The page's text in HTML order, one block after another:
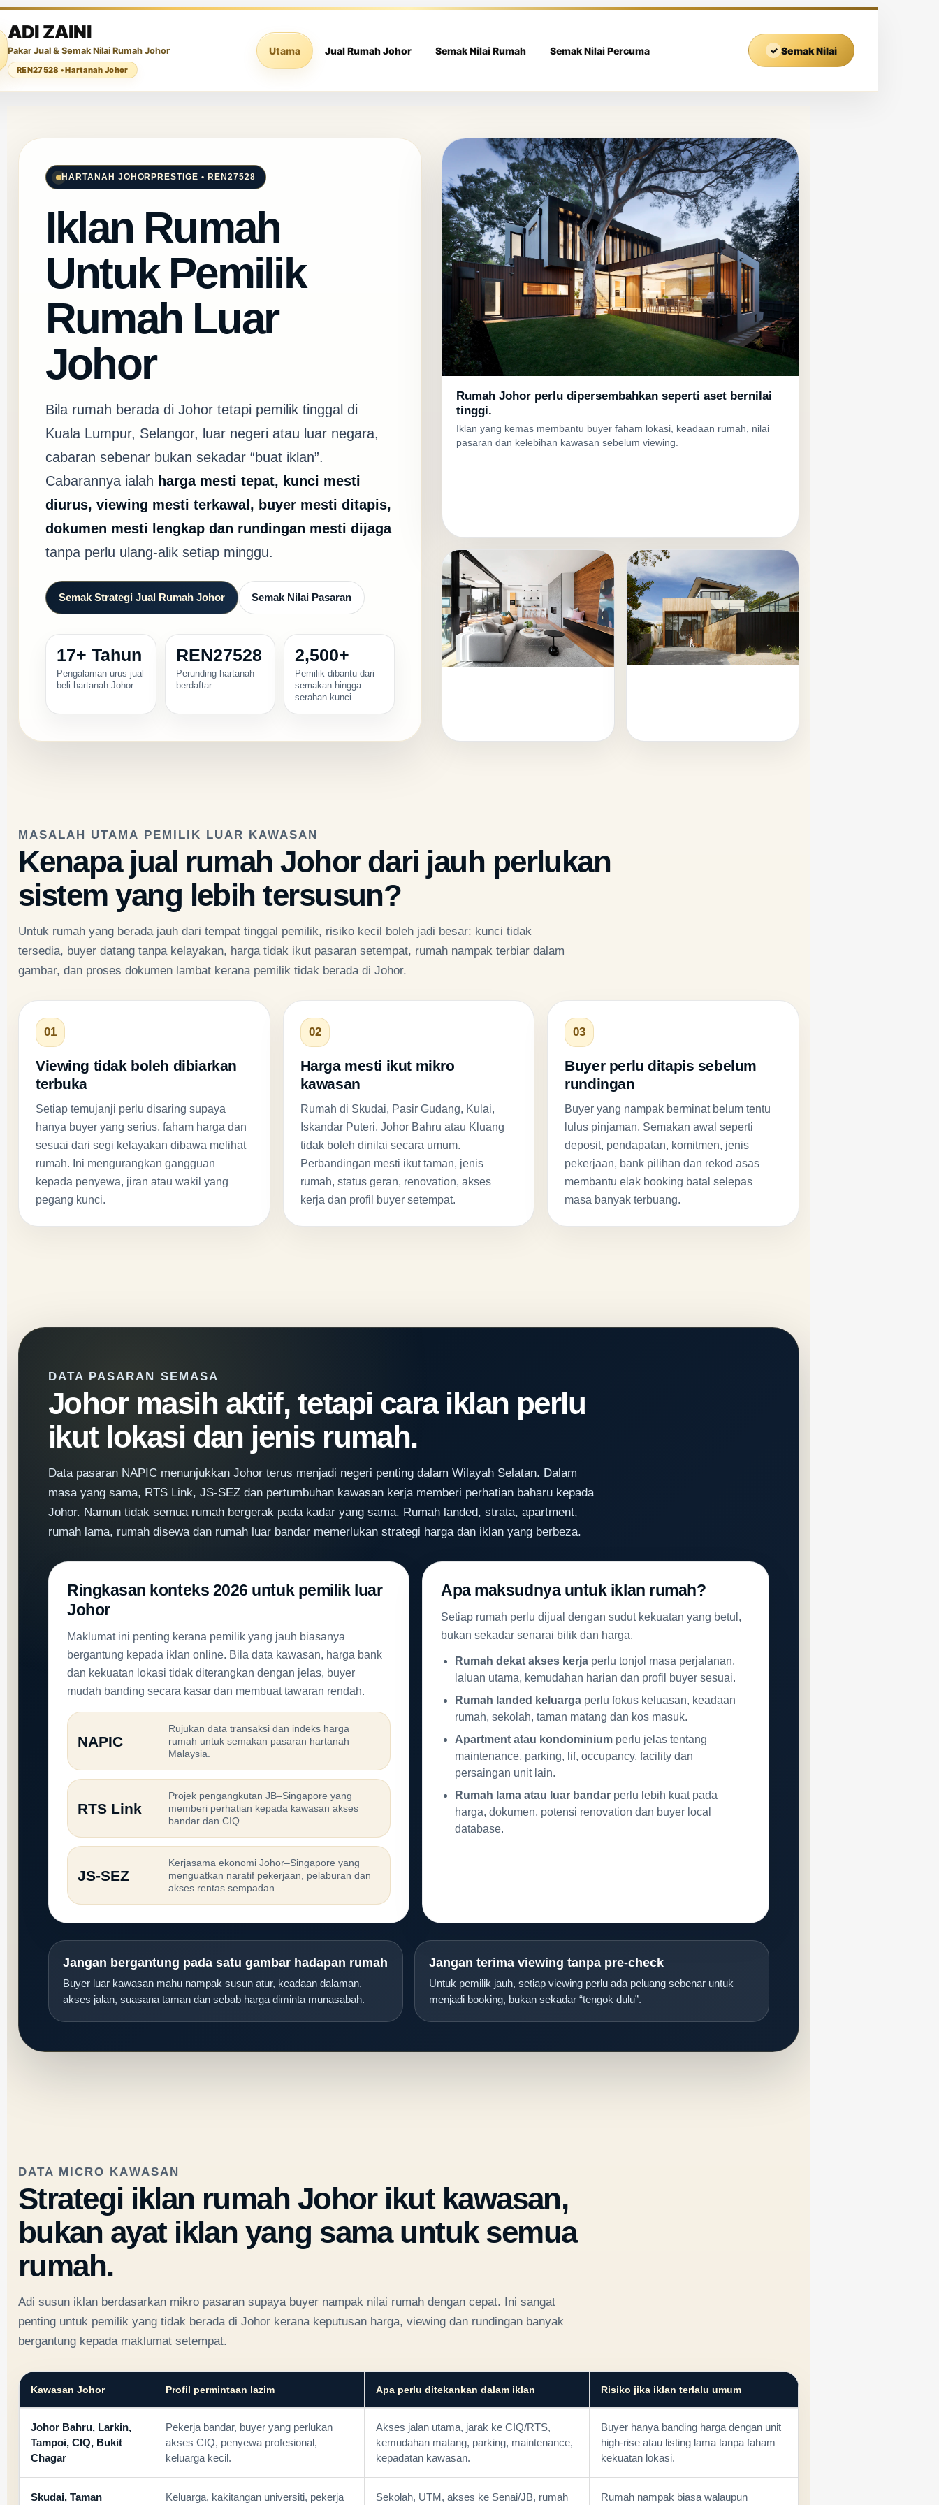
ADI ZAINI
Pakar Jual & Semak Nilai Rumah Johor
REN27528 • Hartanah Johor
Utama Jual Rumah Johor Semak Nilai Rumah Semak Nilai Percuma ✓ Semak Nilai
HARTANAH JOHOR PRESTIGE • REN27528
Iklan Rumah
Untuk Pemilik
Rumah Luar
Johor
Bila rumah berada di Johor tetapi pemilik tinggal di
Kuala Lumpur, Selangor, luar negeri atau luar negara,
cabaran sebenar bukan sekadar “buat iklan”.
Cabarannya ialah harga mesti tepat, kunci mesti
diurus, viewing mesti terkawal, buyer mesti ditapis,
dokumen mesti lengkap dan rundingan mesti dijaga
tanpa perlu ulang-alik setiap minggu.
Semak Strategi Jual Rumah Johor Semak Nilai Pasaran
17+ Tahun
Pengalaman urus jual
beli hartanah Johor
REN27528
Perunding hartanah
berdaftar
2,500+
Pemilik dibantu dari
semakan hingga
serahan kunci
Rumah Johor perlu dipersembahkan seperti aset bernilai
tinggi.
Iklan yang kemas membantu buyer faham lokasi, keadaan rumah, nilai
pasaran dan kelebihan kawasan sebelum viewing.
MASALAH UTAMA PEMILIK LUAR KAWASAN
Kenapa jual rumah Johor dari jauh perlukan
sistem yang lebih tersusun?
Untuk rumah yang berada jauh dari tempat tinggal pemilik, risiko kecil boleh jadi besar: kunci tidak
tersedia, buyer datang tanpa kelayakan, harga tidak ikut pasaran setempat, rumah nampak terbiar dalam
gambar, dan proses dokumen lambat kerana pemilik tidak berada di Johor.
01
Viewing tidak boleh dibiarkan
terbuka
Setiap temujanji perlu disaring supaya
hanya buyer yang serius, faham harga dan
sesuai dari segi kelayakan dibawa melihat
rumah. Ini mengurangkan gangguan
kepada penyewa, jiran atau wakil yang
pegang kunci.
02
Harga mesti ikut mikro
kawasan
Rumah di Skudai, Pasir Gudang, Kulai,
Iskandar Puteri, Johor Bahru atau Kluang
tidak boleh dinilai secara umum.
Perbandingan mesti ikut taman, jenis
rumah, status geran, renovation, akses
kerja dan profil buyer setempat.
03
Buyer perlu ditapis sebelum
rundingan
Buyer yang nampak berminat belum tentu
lulus pinjaman. Semakan awal seperti
deposit, pendapatan, komitmen, jenis
pekerjaan, bank pilihan dan rekod asas
membantu elak booking batal selepas
masa banyak terbuang.
DATA PASARAN SEMASA
Johor masih aktif, tetapi cara iklan perlu
ikut lokasi dan jenis rumah.
Data pasaran NAPIC menunjukkan Johor terus menjadi negeri penting dalam Wilayah Selatan. Dalam
masa yang sama, RTS Link, JS-SEZ dan pertumbuhan kawasan kerja memberi perhatian baharu kepada
Johor. Namun tidak semua rumah bergerak pada kadar yang sama. Rumah landed, strata, apartment,
rumah lama, rumah disewa dan rumah luar bandar memerlukan strategi harga dan iklan yang berbeza.
Ringkasan konteks 2026 untuk pemilik luar
Johor
Maklumat ini penting kerana pemilik yang jauh biasanya
bergantung kepada iklan online. Bila data kawasan, harga bank
dan kekuatan lokasi tidak diterangkan dengan jelas, buyer
mudah banding secara kasar dan membuat tawaran rendah.
NAPIC
Rujukan data transaksi dan indeks harga
rumah untuk semakan pasaran hartanah
Malaysia.
RTS Link
Projek pengangkutan JB–Singapore yang
memberi perhatian kepada kawasan akses
bandar dan CIQ.
JS-SEZ
Kerjasama ekonomi Johor–Singapore yang
menguatkan naratif pekerjaan, pelaburan dan
akses rentas sempadan.
Apa maksudnya untuk iklan rumah?
Setiap rumah perlu dijual dengan sudut kekuatan yang betul,
bukan sekadar senarai bilik dan harga.
Rumah dekat akses kerja perlu tonjol masa perjalanan,
laluan utama, kemudahan harian dan profil buyer sesuai.
Rumah landed keluarga perlu fokus keluasan, keadaan
rumah, sekolah, taman matang dan kos masuk.
Apartment atau kondominium perlu jelas tentang
maintenance, parking, lif, occupancy, facility dan
persaingan unit lain.
Rumah lama atau luar bandar perlu lebih kuat pada
harga, dokumen, potensi renovation dan buyer local
database.
Jangan bergantung pada satu gambar hadapan rumah
Buyer luar kawasan mahu nampak susun atur, keadaan dalaman,
akses jalan, suasana taman dan sebab harga diminta munasabah.
Jangan terima viewing tanpa pre-check
Untuk pemilik jauh, setiap viewing perlu ada peluang sebenar untuk
menjadi booking, bukan sekadar “tengok dulu”.
DATA MICRO KAWASAN
Strategi iklan rumah Johor ikut kawasan,
bukan ayat iklan yang sama untuk semua
rumah.
Adi susun iklan berdasarkan mikro pasaran supaya buyer nampak nilai rumah dengan cepat. Ini sangat
penting untuk pemilik yang tidak berada di Johor kerana keputusan harga, viewing dan rundingan banyak
bergantung kepada maklumat setempat.
Kawasan Johor Profil permintaan lazim Apa perlu ditekankan dalam iklan Risiko jika iklan terlalu umum
Johor Bahru, Larkin,
Tampoi, CIQ, Bukit
Chagar
Pekerja bandar, buyer yang perlukan
akses CIQ, penyewa profesional,
keluarga kecil.
Akses jalan utama, jarak ke CIQ/RTS,
kemudahan matang, parking, maintenance,
kepadatan kawasan.
Buyer hanya banding harga dengan unit
high-rise atau listing lama tanpa faham
kekuatan lokasi.
Skudai, Taman Keluarga, kakitangan universiti, pekerja Sekolah, UTM, akses ke Senai/JB, rumah Rumah nampak biasa walaupun